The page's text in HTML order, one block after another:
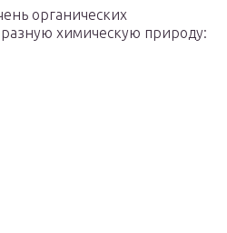
органических
химическую природу: